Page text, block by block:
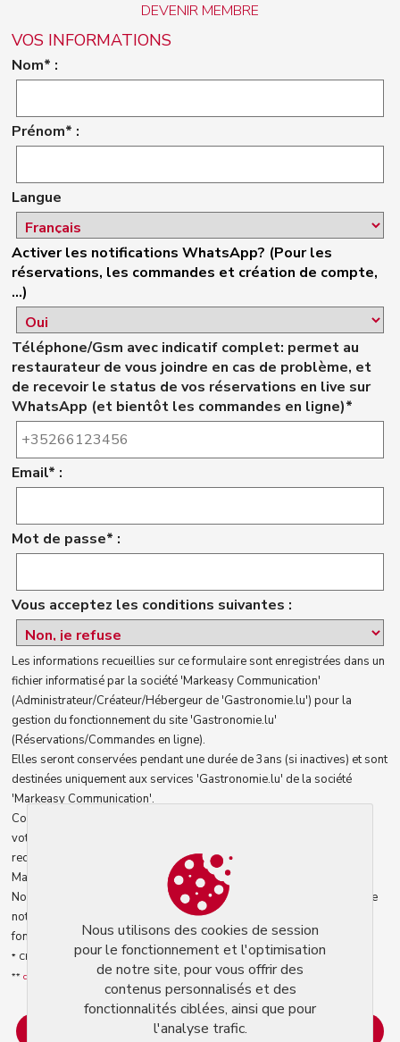
DEVENIR MEMBRE
VOS INFORMATIONS
Nom* :
Prénom* :
Langue
Activer les notifications WhatsApp? (Pour les
réservations, les commandes et création de compte,
...)
Téléphone/Gsm avec indicatif complet: permet au
restaurateur de vous joindre en cas de problème, et
de recevoir le status de vos réservations en live sur
WhatsApp (et bientôt les commandes en ligne)*
Email* :
Mot de passe* :
Vous acceptez les conditions suivantes :
Les informations recueillies sur ce formulaire sont enregistrées dans un
fichier informatisé par la société 'Markeasy Communication'
(Administrateur/Créateur/Hébergeur de 'Gastronomie.lu') pour la
gestion du fonctionnement du site 'Gastronomie.lu'
(Réservations/Commandes en ligne).
Elles seront conservées pendant une durée de 3ans (si inactives) et sont
destinées uniquement aux services 'Gastronomie.lu' de la société
'Markeasy Communication'.
Conformément à la loi informatique et libertés, vous pouvez exercer
votre droit d'accès aux données vous concernant et les faire
rectifier/détruire en contactant le service 'Gastronomie.lu' la société
Markeasy Communication : admin@gastronomie.lu. **
Nous utilisons des cookies pour le fonctionnement et l'optimisation de
notre site, pour vous offrir des contenus personnalisés et des
fonctionnalités ciblées, ainsi que pour l'analyse trafic.
* Champs obligatoires
**conditions générales d'utilisation.
Nous utilisons des cookies de session
pour le fonctionnement et l'optimisation
de notre site, pour vous offrir des
contenus personnalisés et des
fonctionnalités ciblées, ainsi que pour
l'analyse trafic.